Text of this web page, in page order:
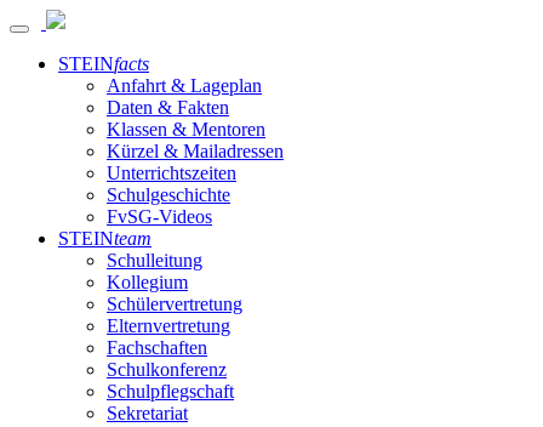
STEINfacts
Anfahrt & Lageplan
Daten & Fakten
Klassen & Mentoren
Kürzel & Mailadressen
Unterrichtszeiten
Schulgeschichte
FvSG-Videos
STEINteam
Schulleitung
Kollegium
Schülervertretung
Elternvertretung
Fachschaften
Schulkonferenz
Schulpflegschaft
Sekretariat